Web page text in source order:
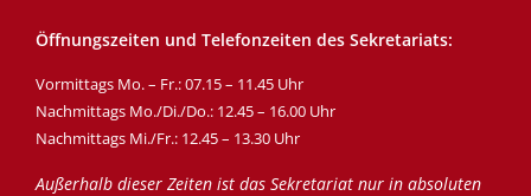
Öffnungszeiten und Telefonzeiten des Sekretariats:
Vormittags Mo. – Fr.: 07.15 – 11.45 Uhr
Nachmittags Mo./Di./Do.: 12.45 – 16.00 Uhr
Nachmittags Mi./Fr.: 12.45 – 13.30 Uhr
Außerhalb dieser Zeiten ist das Sekretariat nur in absoluten